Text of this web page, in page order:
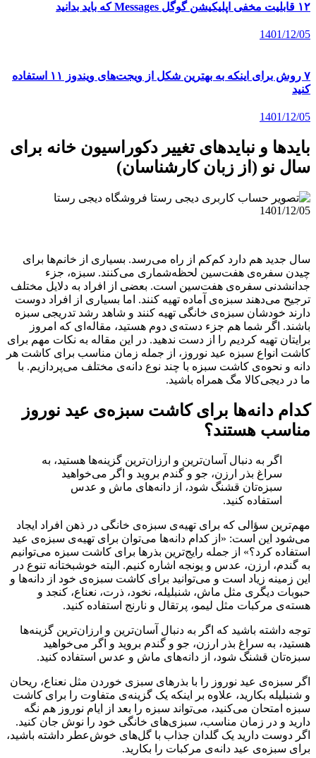
۱۲ قابلیت مخفی اپلیکیشن گوگل Messages که باید بدانید
1401/12/05
۷ روش برای اینکه به بهترین شکل از ویجت‌های ویندوز ۱۱ استفاده
کنید
1401/12/05
بایدها و نبایدهای تغییر دکوراسیون خانه برای
سال نو (از زبان کارشناسان)
فروشگاه دیجی رستا
1401/12/05
سال جدید هم دارد کم‌کم از راه می‌رسد. بسیاری از خانم‌ها برای
چیدن سفره‌ی هفت‌سین لحظه‌شماری می‌کنند. سبزه‌، جزء
جدانشدنی سفره‌ی هفت‌سین است. بعضی از افراد به دلایل مختلف
ترجیح می‌دهند سبزه‌ی آماده تهیه کنند. اما بسیاری از افراد دوست
دارند خودشان سبزه‌ی خانگی تهیه کنند و شاهد رشد تدریجی سبزه‌
باشند. اگر شما هم جزء دسته‌ی دوم هستید، مقاله‌ای که امروز
برایتان تهیه کردیم را از دست ندهید. در این مقاله به نکات مهم برای
کاشت انواع سبزه عید نوروز، از جمله زمان مناسب برای کاشت هر
دانه و نحوه‌ی کاشت سبزه با چند نوع دانه‌ی مختلف می‌پردازیم. با
ما در دیجی‌کالا مگ همراه باشید‌.
کدام دانه‌ها برای کاشت سبزه‌ی عید نوروز
مناسب هستند؟
اگر به دنبال آسان‌ترین و ارزان‌ترین گزینه‌ها هستید، به
سراغ بذر ارزن، جو و گندم بروید و اگر می‌خواهید
سبزه‌‌تان قشنگ شود، از دانه‌های ماش و عدس
استفاده کنید.
مهم‌ترین سؤالی که برای تهیه‌ی سبزه‌ی خانگی در ذهن افراد ایجاد
می‌شود این است: «از کدام‌ دانه‌ها می‌توان برای تهیه‌ی سبزه‌ی عید
استفاده کرد؟» از جمله رایج‌ترین بذرها برای کاشت سبزه‌ می‌توانیم
به گندم، ارزن، عدس و یونجه اشاره کنیم. البته خوشبختانه تنوع در
این زمینه زیاد است و می‌توانید برای کاشت سبزه‌ی خود از دانه‌ها و
حبوبات دیگری مثل ماش، شنبلیله، نخود، ذرت، نعناع، کنجد و
هسته‌ی مرکبات مثل لیمو، پرتقال و نارنج استفاده کنید.
توجه داشته باشید که اگر به دنبال آسان‌ترین و ارزان‌ترین گزینه‌ها
هستید، به سراغ بذر ارزن، جو و گندم بروید و اگر می‌خواهید
سبزه‌‌تان قشنگ شود، از دانه‌های ماش و عدس استفاده کنید.
اگر سبزه‌ی عید نوروز را با بذرهای سبزی خوردن مثل نعناع، ریحان
و شنبلیله بکارید، علاوه بر اینکه یک گزینه‌ی متفاوت را برای کاشت
سبزه امتحان می‌کنید، می‌تواند سبزه را بعد از ایام نوروز هم نگه
دارید و در زمان مناسب، سبزی‌های خانگی خود را نوش جان کنید‌.
اگر دوست دارید یک گلدان جذاب با گل‌های خوش‌عطر داشته باشید،
برای سبزه‌ی عید دانه‌ی مرکبات را بکارید‌.